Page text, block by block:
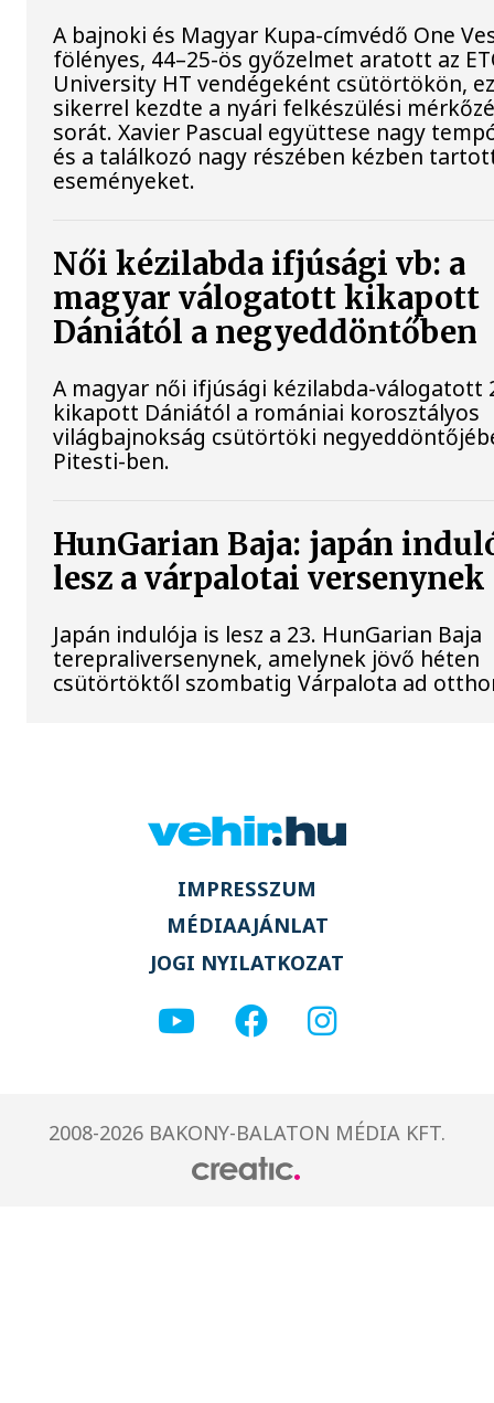
A bajnoki és Magyar Kupa-címvédő One
fölényes, 44–25-ös győzelmet aratott az
University HT vendégeként csütörtökön,
sikerrel kezdte a nyári felkészülési
sorát. Xavier Pascual együttese nagy
és a találkozó nagy részében kézben
eseményeket.
Női kézilabda ifjúsági vb: a
magyar válogatott kikapott
Dániától a negyeddöntőben
A magyar női ifjúsági kézilabda-válogatott
kikapott Dániától a romániai korosztályos
világbajnokság csütörtöki
Pitesti-ben.
HunGarian Baja: japán
lesz a várpalotai versenynek
Japán indulója is lesz a 23. HunGarian Baja
terepraliversenynek, amelynek jövő héten
csütörtöktől szombatig Várpalota ad
IMPRESSZUM
MÉDIAAJÁNLAT
JOGI NYILATKOZAT
2008-2026 BAKONY-BALATON MÉDIA KFT.